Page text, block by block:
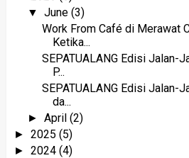
▼June(3)
Work From Café di Merawat
Ketika...
SEPATUALANG Edisi Jalan-
P...
SEPATUALANG Edisi Jalan-
da...
►April(2)
► 2025 (5)
► 2024 (4)